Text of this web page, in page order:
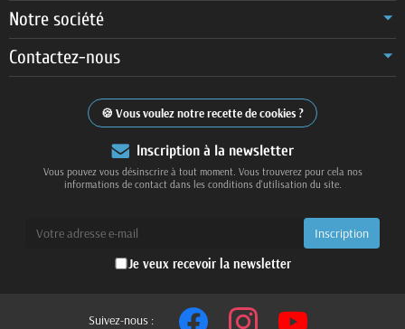
Notre société
Contactez-nous
Vous voulez notre recette de cookies ?
Inscription à la newsletter
Vous pouvez vous désinscrire à tout moment. Vous trouverez pour cela nos
informations de contact dans les conditions d'utilisation du site.
Je veux recevoir la newsletter
Suivez-nous :